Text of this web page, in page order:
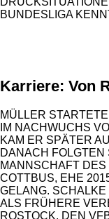
BUNDESLIGA
Karriere: Von
MÜLLER
IM NACHWUCHS
KAM ER SPÄTER
DANACH FOLGTEN
MANNSCHAFT
COTTBUS, EHE
GELANG.
ALS FRÜHERE
ROSTOCK, DEN